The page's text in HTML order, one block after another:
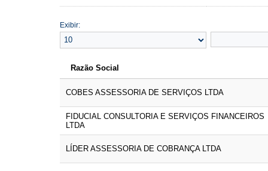
Exibir:
Razão Social
COBES ASSESSORIA DE SERVIÇOS LTDA
FIDUCIAL CONSULTORIA E SERVIÇOS FINANCEIROS
LTDA
LÍDER ASSESSORIA DE COBRANÇA LTDA